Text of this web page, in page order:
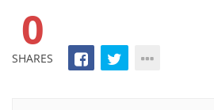
0
SHARES